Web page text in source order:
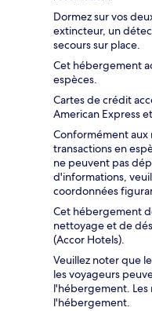
Dormez sur vos
extincteur, un
secours sur place.
Cet hébergement
espèces.
Cartes de crédit
American Express
Conformément aux
transactions en
ne peuvent pas
d'informations,
coordonnées
Cet hébergement
nettoyage et de
(Accor Hotels).
Veuillez noter que
les voyageurs
l'hébergement. Les
l'hébergement.